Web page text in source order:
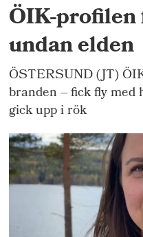
ÖIK-profilen
undan elden
ÖSTERSUND (JT)
branden – fick fly
gick upp i rök